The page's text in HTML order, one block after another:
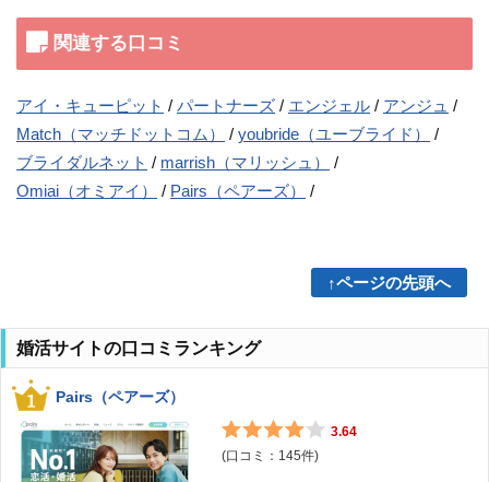
関連する口コミ
アイ・キューピット パートナーズ エンジェル
アンジュ
Match（マッチドットコム）
youbride（ユーブライド）
ブライダルネット
marrish（マリッシュ）
Omiai（オミアイ）
Pairs（ペアーズ）
↑ページの先頭へ
婚活サイトの口コミランキング
Pairs（ペアーズ）
3.64
(口コミ： 145件)